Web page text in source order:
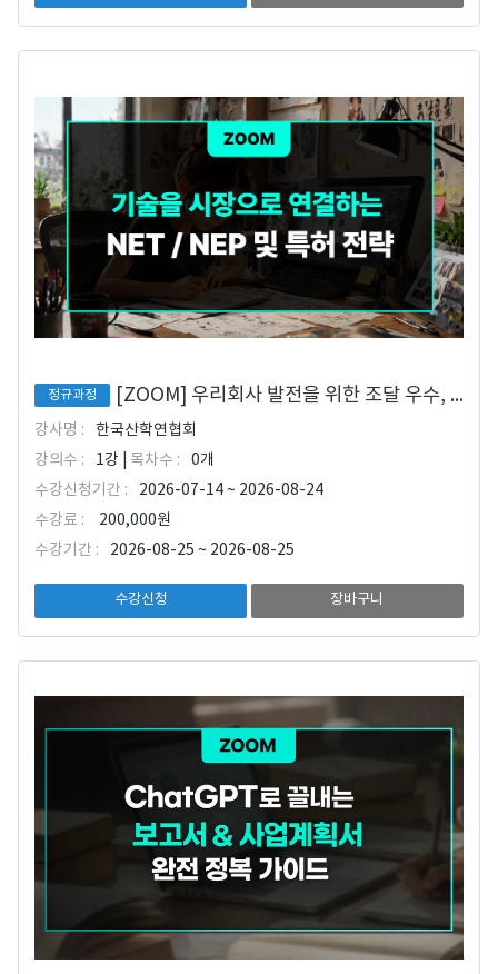
정규과정 [ZOOM] 우리회사 발전을 위한 조달 우수, NET/NEP 및 특허 전략
강사명 :
한국산학연협회
강의수 :
1강 | 목차수 :
0개
수강신청기간 :
2026-07-14 ~ 2026-08-24
수강료 :
200,000원
수강기간 :
2026-08-25 ~ 2026-08-25
수강신청 장바구니